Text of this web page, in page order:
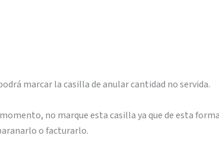
marcar la casilla de anular cantidad no servida.
no marque esta casilla ya que de esta
o facturarlo.